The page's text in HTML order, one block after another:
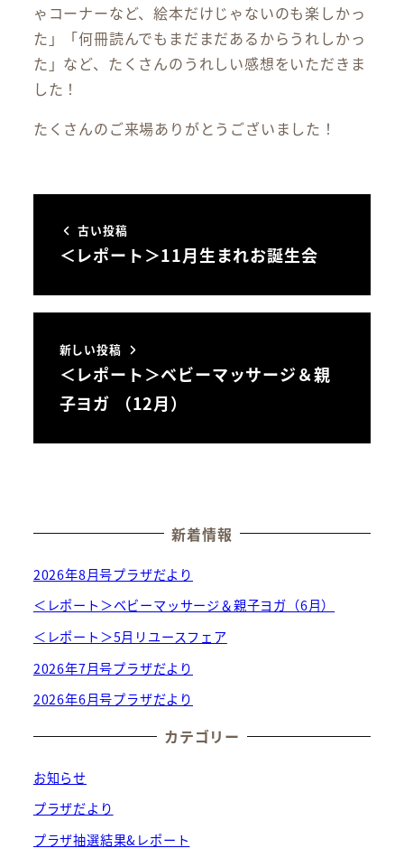
ゃコーナーなど、絵本だけじゃないのも楽しかっ
た」「何冊読んでもまだまだあるからうれしかっ
た」など、たくさんのうれしい感想をいただきま
した！
たくさんのご来場ありがとうございました！
古い投稿
＜レポート＞11月生まれお誕生会
新しい投稿
＜レポート＞ベビーマッサージ＆親
子ヨガ （12月）
新着情報
2026年8月号プラザだより
＜レポート＞ベビーマッサージ＆親子ヨガ（6月）
＜レポート＞5月リユースフェア
2026年7月号プラザだより
2026年6月号プラザだより
カテゴリー
お知らせ
プラザだより
プラザ抽選結果&レポート